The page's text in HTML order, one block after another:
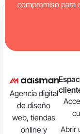
compromiso para
Agencia digital
de diseño
web, tiendas
online y
Abrir